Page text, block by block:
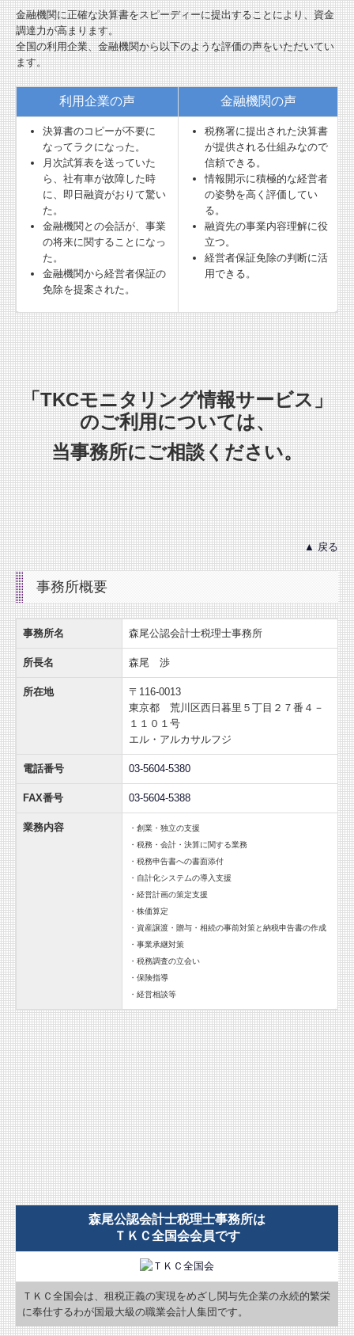
事務所概要
事務所名 森尾公認会計士税理士事務所
所長名 森尾 渉
所在地
〒116-0013
東京都 荒川区西日暮里５丁目２７番４－
１１０１号
エル・アルカサルフジ
電話番号 03-5604-5380
FAX番号 03-5604-5388
業務内容
・創業・独立の支援
・税務・会計・決算に関する業務
・税務申告書への書面添付
・自計化システムの導入支援
・経営計画の策定支援
・株価算定
・資産譲渡・贈与・相続の事前対策と納税申告書の作成
・事業承継対策
・税務調査の立会い
・保険指導
・経営相談等
森尾公認会計士税理士事務所は
ＴＫＣ全国会会員です
ＴＫＣ全国会は、租税正義の実現をめざし関与先企業の永続的繁栄
に奉仕するわが国最大級の職業会計人集団です。
金融機関に正確な決算書をスピーディーに提出することにより、資金
調達力が高まります。
全国の利用企業、金融機関から以下のような評価の声をいただいてい
ます。
利用企業の声 金融機関の声
決算書のコピーが不要に
なってラクになった。
月次試算表を送っていた
ら、社有車が故障した時
に、即日融資がおりて驚い
た。
金融機関との会話が、事業
の将来に関することになっ
た。
金融機関から経営者保証の
免除を提案された。
税務署に提出された決算書
が提供される仕組みなので
信頼できる。
情報開示に積極的な経営者
の姿勢を高く評価してい
る。
融資先の事業内容理解に役
立つ。
経営者保証免除の判断に活
用できる。
「TKCモニタリング情報サービス」
のご利用については、
当事務所にご相談ください。
▲ 戻る